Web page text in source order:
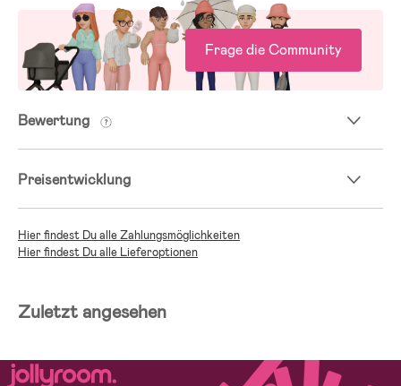
Frage die Community
Bewertung
Preisentwicklung
Hier findest Du alle Zahlungsmöglichkeiten
Hier findest Du alle Lieferoptionen
Zuletzt angesehen